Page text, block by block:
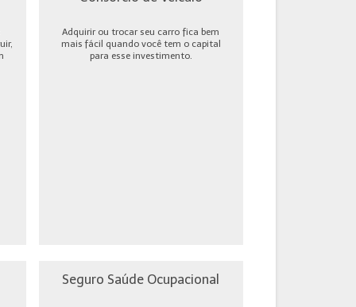
Adquirir ou trocar seu carro fica bem
mais fácil quando você tem o capital
para esse investimento.
Seguro Saúde Ocupacional